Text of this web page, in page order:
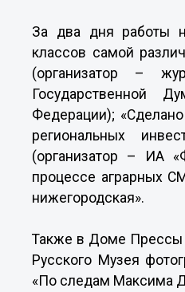
За два дня работы
классов самой
(организатор –
Государственной
Федерации);
региональных
(организатор – ИА
процессе аграрных
нижегородская».
Также в Доме Прессы
Русского Музея
«По следам Максима